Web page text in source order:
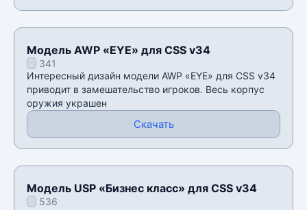
Модель AWP «EYE» для CSS v34
341
Интересный дизайн модели AWP «EYE» для CSS v34
приводит в замешательство игроков. Весь корпус
оружия украшен
Скачать
Модель USP «Бизнес класс» для CSS v34
536